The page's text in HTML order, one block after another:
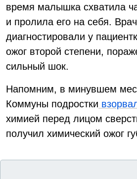
время малышка схватила
и пролила его на себя.
диагностировали у
ожог второй степени,
сильный шок.
Напомним, в минувшем
Коммуны подростки
химией перед лицом
получил химический ожог